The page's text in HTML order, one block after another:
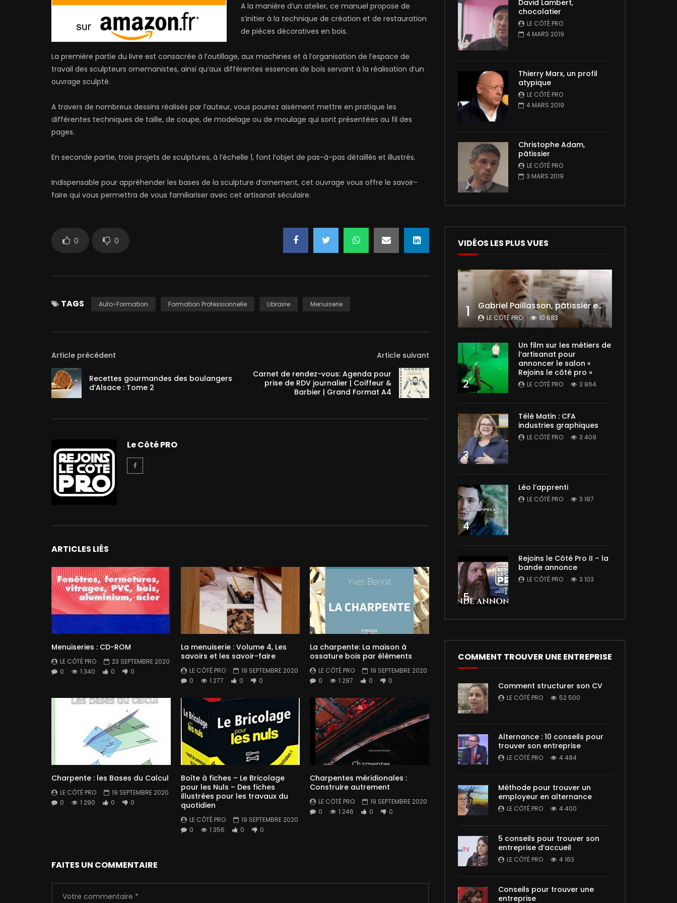
A la manière d’un atelier, ce manuel propose de
s’initier à la technique de création et de restauration
de pièces décoratives en bois.
La première partie du livre est consacrée à l’outillage, aux machines et à l’organisation de l’espace de
travail des sculpteurs ornemanistes, ainsi qu’aux différentes essences de bois servant à la réalisation d’un
ouvrage sculpté.
A travers de nombreux dessins réalisés par l’auteur, vous pourrez aisément mettre en pratique les
différentes techniques de taille, de coupe, de modelage ou de moulage qui sont présentées au fil des
pages.
En seconde partie, trois projets de sculptures, à l’échelle 1, font l’objet de pas-à-pas détaillés et illustrés.
Indispensable pour appréhender les bases de la sculpture d’ornement, cet ouvrage vous offre le savoir-
faire qui vous permettra de vous familiariser avec cet artisanat séculaire.
0 0
TAGS Auto-Formation Formation Professionnelle Librairie Menuiserie
Article précédent
Recettes gourmandes des boulangers
d’Alsace : Tome 2
Article suivant
Carnet de rendez-vous: Agenda pour
prise de RDV journalier | Coiffeur &
Barbier | Grand Format A4
Le Côté PRO
ARTICLES LIÉS
Menuiseries : CD-ROM
LE CÔTÉ PRO
23 SEPTEMBRE 2020
0
1 340 0 0
La menuiserie : Volume 4, Les
savoirs et les savoir-faire
LE CÔTÉ PRO
19 SEPTEMBRE 2020
0
1 277 0 0
La charpente: La maison à
ossature bois par éléments
LE CÔTÉ PRO
19 SEPTEMBRE 2020
0
1 297 0 0
Charpente : les Bases du Calcul
LE CÔTÉ PRO
19 SEPTEMBRE 2020
0
1 290 0 0
Boîte à fiches – Le Bricolage
pour les Nuls – Des fiches
illustrées pour les travaux du
quotidien
LE CÔTÉ PRO
19 SEPTEMBRE 2020
0
1 356 0 0
Charpentes méridionales :
Construire autrement
LE CÔTÉ PRO
19 SEPTEMBRE 2020
0
1 246 0 0
FAITES UN COMMENTAIRE
David Lambert,
chocolatier
LE CÔTÉ PRO
4 MARS 2019
Thierry Marx, un profil
atypique
LE CÔTÉ PRO
4 MARS 2019
Christophe Adam,
pâtissier
LE CÔTÉ PRO
3 MARS 2019
VIDÉOS LES PLUS VUES
1 Gabriel Paillasson, pâtissier et glacier
LE CÔTÉ PRO 10 683
2
Un film sur les métiers de
l’artisanat pour
annoncer le salon «
Rejoins le côté pro »
LE CÔTÉ PRO 3 864
3
Télé Matin : CFA
industries graphiques
LE CÔTÉ PRO 3 409
4
Léo l’apprenti
LE CÔTÉ PRO 3 187
5
Rejoins le Côté Pro II – la
bande annonce
LE CÔTÉ PRO 3 103
COMMENT TROUVER UNE ENTREPRISE
Comment structurer son CV
LE CÔTÉ PRO 52 500
Alternance : 10 conseils pour
trouver son entreprise
LE CÔTÉ PRO 4 484
Méthode pour trouver un
employeur en alternance
LE CÔTÉ PRO 4 400
5 conseils pour trouver son
entreprise d’accueil
LE CÔTÉ PRO 4 163
Conseils pour trouver une
entreprise